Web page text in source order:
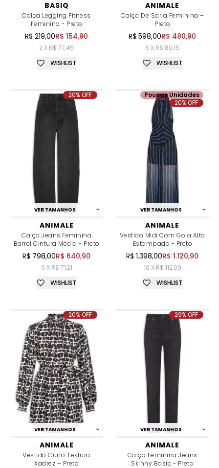
BASIQ
Calça Legging Fitness
Feminina - Preto
R$ 219,00R$ 154,90
2 X R$ 77,45
WISHLIST
ANIMALE
Calça De Sarja Feminina –
Preto
R$ 598,00R$ 480,90
6 X R$ 80,15
WISHLIST
VER TAMANHOS
ANIMALE
Calça Jeans Feminina
Barrel Cintura Média - Preto
R$ 798,00R$ 640,90
9 X R$ 71,21
20% OFF
WISHLIST
VER TAMANHOS
ANIMALE
Vestido Midi Com Gola Alta
Estampado - Preto
R$ 1.398,00R$ 1.120,90
10 X R$ 112,09
Poucas Unidades
20% OFF
WISHLIST
VER TAMANHOS
ANIMALE
Vestido Curto Textura
Xadrez – Preto
20% OFF
VER TAMANHOS
ANIMALE
Calça Feminina Jeans
Skinny Basic - Preto
29% OFF